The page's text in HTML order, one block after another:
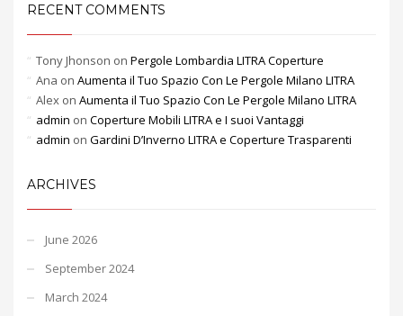
RECENT COMMENTS
Tony Jhonson on Pergole Lombardia LITRA Coperture
Ana on Aumenta il Tuo Spazio Con Le Pergole Milano LITRA
Alex on Aumenta il Tuo Spazio Con Le Pergole Milano LITRA
admin on Coperture Mobili LITRA e I suoi Vantaggi
admin on Gardini D’Inverno LITRA e Coperture Trasparenti
ARCHIVES
June 2026
September 2024
March 2024